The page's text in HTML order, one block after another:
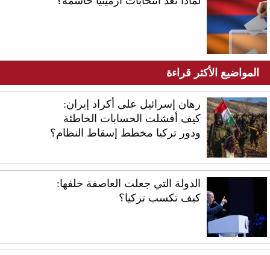
المواضيع الأكثر قراءة
رهان إسرائيل على أكراد إيران:
كيف أفشلت الحسابات الخاطئة
ودور تركيا مخطط إسقاط النظام؟
الدولة التي جعلت العاصفة خلفها:
كيف تكسب تركيا؟